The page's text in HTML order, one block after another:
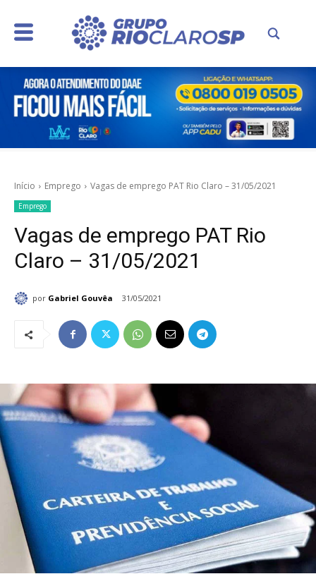
Início Emprego Vagas de emprego PAT Rio Claro – 31/05/2021
Emprego
Vagas de emprego PAT Rio
Claro – 31/05/2021
por Gabriel Gouvêa 31/05/2021